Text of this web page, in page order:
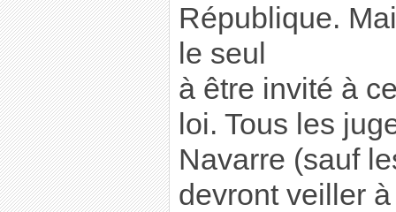
République.
le seul
à être invité à
loi. Tous les
Navarre (sauf
devront veiller